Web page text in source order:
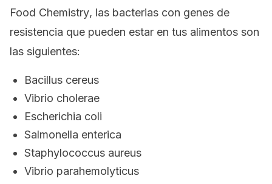
Food Chemistry, las bacterias con genes de
resistencia que pueden estar en tus alimentos son
las siguientes:
Bacillus cereus
Vibrio cholerae
Escherichia coli
Salmonella enterica
Staphylococcus aureus
Vibrio parahemolyticus